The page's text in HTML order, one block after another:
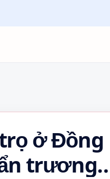
ở Đồng
trương